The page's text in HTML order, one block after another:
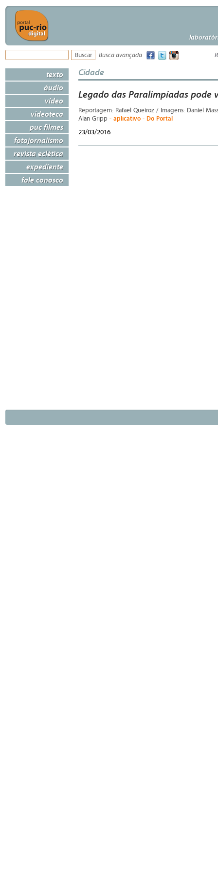
Busca avançada
texto
áudio
vídeo
videoteca
puc filmes
fotojornalismo
revista eclética
expediente
fale conosco
Cidade
Legado das Paralimpíadas pode
Reportagem: Rafael Queiroz / Imagens: Daniel
Alan Gripp - aplicativo - Do Portal
23/03/2016